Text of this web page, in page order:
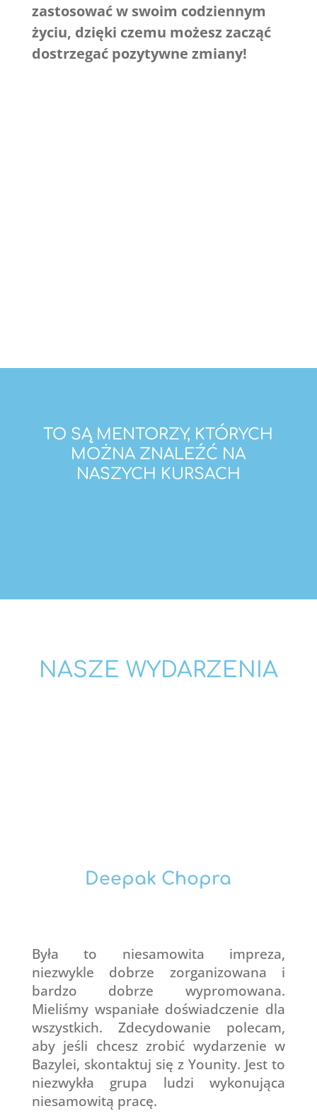
zastosować w swoim codziennym
życiu, dzięki czemu możesz zacząć
dostrzegać pozytywne zmiany!
TO SĄ MENTORZY, KTÓRYCH
MOŻNA ZNALEŹĆ NA
NASZYCH KURSACH
NASZE WYDARZENIA
Deepak Chopra
Była to niesamowita impreza,
niezwykle dobrze zorganizowana i
bardzo dobrze wypromowana.
Mieliśmy wspaniałe doświadczenie dla
wszystkich. Zdecydowanie polecam,
aby jeśli chcesz zrobić wydarzenie w
Bazylei, skontaktuj się z Younity. Jest to
niezwykła grupa ludzi wykonująca
niesamowitą pracę.